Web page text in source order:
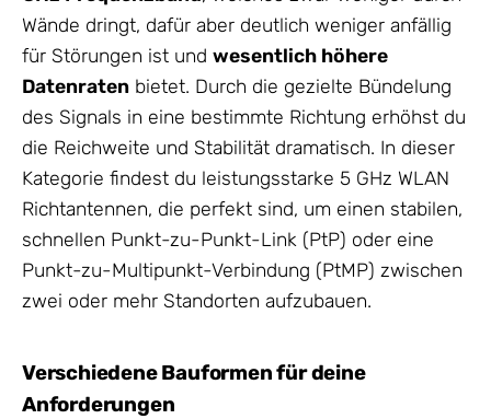
Wände dringt, dafür aber deutlich weniger anfällig
für Störungen ist und wesentlich höhere
Datenraten bietet. Durch die gezielte Bündelung
des Signals in eine bestimmte Richtung erhöhst du
die Reichweite und Stabilität dramatisch. In dieser
Kategorie findest du leistungsstarke 5 GHz WLAN
Richtantennen, die perfekt sind, um einen stabilen,
schnellen Punkt-zu-Punkt-Link (PtP) oder eine
Punkt-zu-Multipunkt-Verbindung (PtMP) zwischen
zwei oder mehr Standorten aufzubauen.
Verschiedene Bauformen für deine
Anforderungen